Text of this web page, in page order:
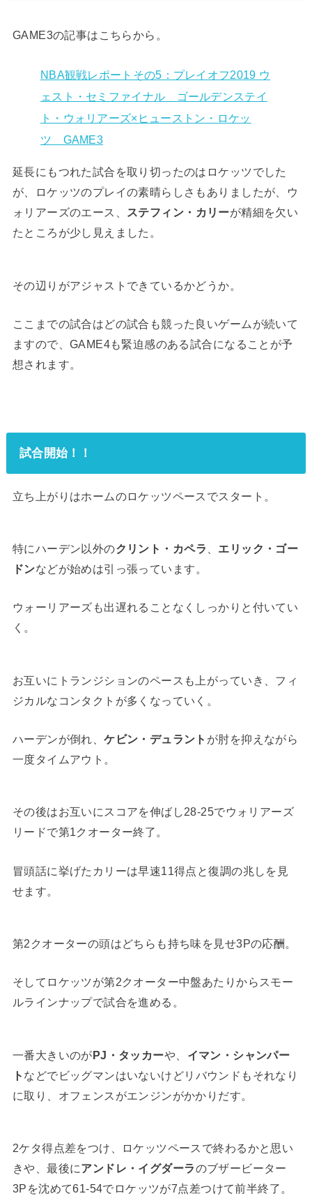
GAME3の記事はこちらから。
NBA観戦レポートその5：プレイオフ2019 ウ
ェスト・セミファイナル ゴールデンステイ
ト・ウォリアーズ×ヒューストン・ロケッ
ツ GAME3
延長にもつれた試合を取り切ったのはロケッツでした
が、ロケッツのプレイの素晴らしさもありましたが、ウ
ォリアーズのエース、
ステフィン・カリーが精細を欠い
たところが少し見えました。
その辺りがアジャストできているかどうか。
ここまでの試合はどの試合も競った良いゲームが続いて
ますので、GAME4も緊迫感のある試合になることが予
想されます。
試合開始！！
立ち上がりはホームのロケッツペースでスタート。
特にハーデン以外のクリント・カペラ
エリック・ゴー
ドンなどが始めは引っ張っています。
ウォーリアーズも出遅れることなくしっかりと付いてい
く。
お互いにトランジションのペースも上がっていき、フィ
ジカルなコンタクトが多くなっていく。
ハーデンが倒れ、ケビン・デュラント が肘を抑えながら
一度タイムアウト。
その後はお互いにスコアを伸ばし28-25でウォリアーズ
リードで第1クオーター終了。
冒頭話に挙げたカリーは早速11得点と復調の兆しを見
せます。
第2クオーターの頭はどちらも持ち味を見せ3Pの応酬。
そしてロケッツが第2クオーター中盤あたりからスモー
ルラインナップで試合を進める。
一番大きいのがPJ・タッカーや、 イマン・シャンパー
ト などでビッグマンはいないけどリバウンドもそれなり
に取り、オフェンスがエンジンがかかりだす。
2ケタ得点差をつけ、ロケッツペースで終わるかと思い
きや、最後にアンドレ・イグダーラのブザービーター
3Pを沈めて61-54でロケッツが7点差つけて前半終了。